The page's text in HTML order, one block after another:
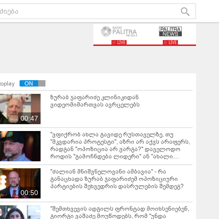
LIVE LIVE
00:47
ზურაბ ჯაფარიძე კლინიკიდან
ვიდეომიმართვას ავრცელებს
"ვფიქრობ ახლა გავიდე რუსთაველზე, თუ
"მკვდარია პროტესტი", აზრი არ აქვს არაფერს,
რადგან "ოპოზიცია არ ვარგა?" დაველოდო
როდის "გამოჩნდება ლიდერი" ან "ახალი
ძალა"? თქვენ როგორ იქცევით ხოლმე, როცა
ყველაზე წესიერ და კეთილ ახლობელს
გტაცებენ" - ზურაბ გირჩი ჯაფარიძე
00:50
"ძალიან მნიშვნელოვანი ამბავია" - რა
განაცხადა ზურაბ ჯაფარიძემ ოპოზიციური
პარტიების შეხვედრის დასრულების შემდეგ?
"შემთხვევის ადგილს ფრონტად მოიხსენიებენ,
გიორგი ვაშაძე მოუწოდებს, რომ "უნდა